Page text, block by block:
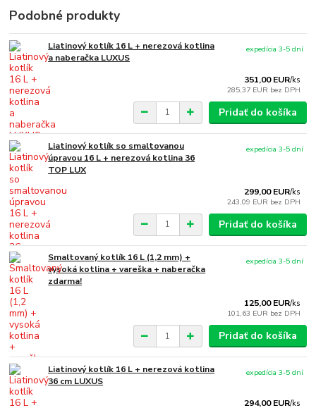
Podobné produkty
Liatinový kotlík 16 L + nerezová kotlina
a naberačka LUXUS
351,00 EUR/ks
285,37 EUR bez DPH
expedícia 3-5 dní
Pridať do košíka
Liatinový kotlík so smaltovanou
úpravou 16 L + nerezová kotlina 36
TOP LUX
299,00 EUR/ks
243,09 EUR bez DPH
expedícia 3-5 dní
Pridať do košíka
Smaltovaný kotlík 16 L (1,2 mm) +
vysoká kotlina + vareška + naberačka
zdarma!
125,00 EUR/ks
101,63 EUR bez DPH
expedícia 3-5 dní
Pridať do košíka
Liatinový kotlík 16 L + nerezová kotlina
36 cm LUXUS
294,00 EUR/ks
expedícia 3-5 dní